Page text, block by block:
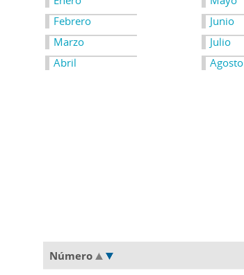
Febrero
Marzo
Abril
Junio
Julio
Agosto
Número